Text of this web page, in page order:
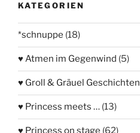
KATEGORIEN
*schnuppe (18)
♥ Atmen im Gegenwind (5)
♥ Groll & Gräuel Geschichten
♥ Princess meets … (13)
♥ Princess on stage (62)